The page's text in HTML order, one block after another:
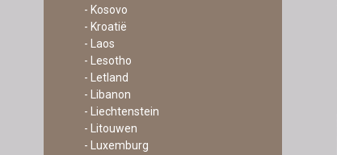
- Kosovo
- Kroatië
- Laos
- Lesotho
- Letland
- Libanon
- Liechtenstein
- Litouwen
- Luxemburg